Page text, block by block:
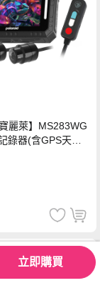
麗萊】MS283WG
錄器(含GPS天線)-
立即購買